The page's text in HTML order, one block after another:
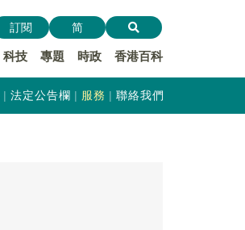
科技 專題 時政 香港百科
訂閱 简
法定公告欄 服務 聯絡我們